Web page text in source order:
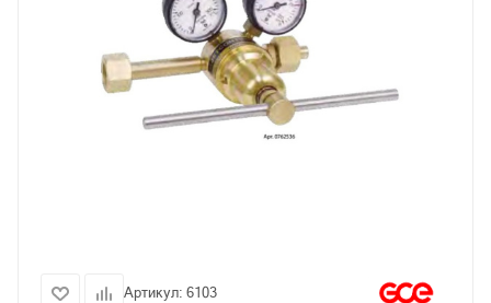
Артикул: 6103